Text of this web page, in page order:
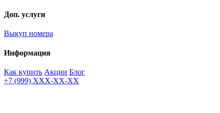
Доп. услуги
Выкуп номера
Информация
Как купить Акции Блог
+7 (999) XXX-XX-XX